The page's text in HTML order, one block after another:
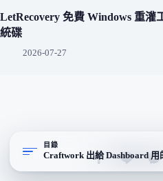
LetRecovery 免費 Windows 重灌
統碟
2026-07-27
目錄
Craftwork 出給 Dashboard